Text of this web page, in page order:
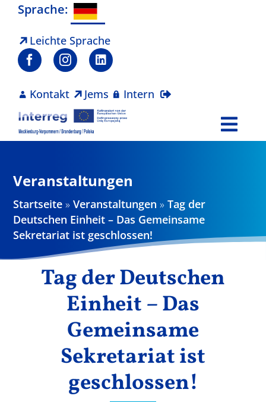
Zum
springen
Sprache:
Leichte Sprache
Kontakt Jems Intern
Projekte
Aktuelles
Ergebnisse
Veranstaltungen
Startseite »Veranstaltungen »Tag der
Deutschen Einheit – Das Gemeinsame
Sekretariat ist geschlossen!
Tag der Deutschen
Einheit – Das
Gemeinsame
Sekretariat ist
geschlossen!